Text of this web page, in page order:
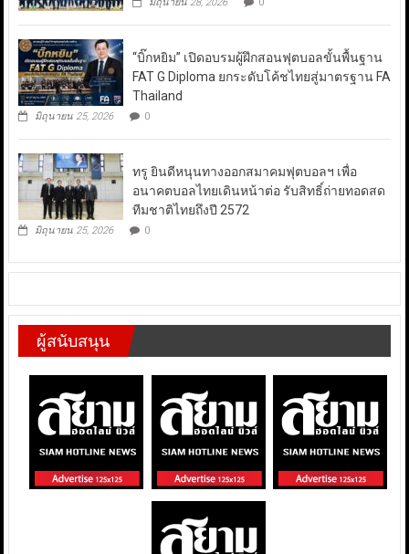
มิถุนายน 28, 2026 0
“บิ๊กหยิม” เปิดอบรมผู้ฝึกสอนฟุตบอลขั้นพื้นฐาน
FAT G Diploma ยกระดับโค้ชไทยสู่มาตรฐาน FA
Thailand
มิถุนายน 25, 2026 0
ทรู ยินดีหนุนทางออกสมาคมฟุตบอลฯ เพื่อ
อนาคตบอลไทยเดินหน้าต่อ รับสิทธิ์ถ่ายทอดสด
ทีมชาติไทยถึงปี 2572
มิถุนายน 25, 2026 0
ผู้สนับสนุน